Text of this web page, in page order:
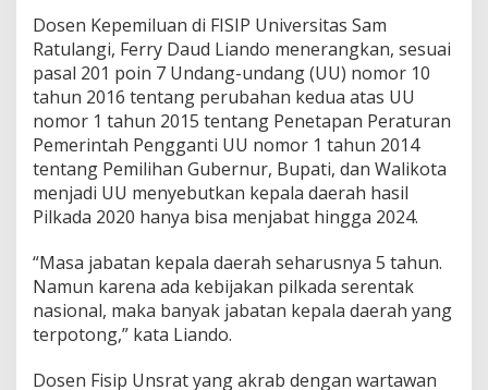
H
a
s
l
P
e
m
l
i
a
n
,
B
u
a
Dosen Kepemiluan di FISIP Universitas Sam
Ratulangi, Ferry Daud Liando menerangkan, sesuai
pasal 201 poin 7 Undang-undang (UU) nomor 10
tahun 2016 tentang perubahan kedua atas UU
nomor 1 tahun 2015 tentang Penetapan Peraturan
Pemerintah Pengganti UU nomor 1 tahun 2014
tentang Pemilihan Gubernur, Bupati, dan Walikota
menjadi UU menyebutkan kepala daerah hasil
Pilkada 2020 hanya bisa menjabat hingga 2024.
“Masa jabatan kepala daerah seharusnya 5 tahun.
Namun karena ada kebijakan pilkada serentak
nasional, maka banyak jabatan kepala daerah yang
terpotong,” kata Liando.
Dosen Fisip Unsrat yang akrab dengan wartawan